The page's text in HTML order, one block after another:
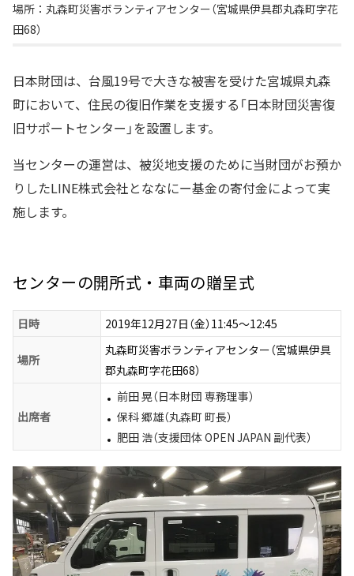
場所：丸森町災害ボランティアセンター（宮城県伊具郡丸森町字花
田68）
日本財団は、台風19号で大きな被害を受けた宮城県丸森
町において、住民の復旧作業を支援する「日本財団災害復
旧サポートセンター」を設置します。
当センターの運営は、被災地支援のために当財団がお預か
りしたLINE株式会社とななにー基金の寄付金によって実
施します。
センターの開所式・車両の贈呈式
日時 2019年12月27日（金）11:45～12:45
場所
丸森町災害ボランティアセンター（宮城県伊具
郡丸森町字花田68）
出席者
前田 晃（日本財団 専務理事）
保科 郷雄（丸森町 町長）
肥田 浩（支援団体 OPEN JAPAN 副代表）